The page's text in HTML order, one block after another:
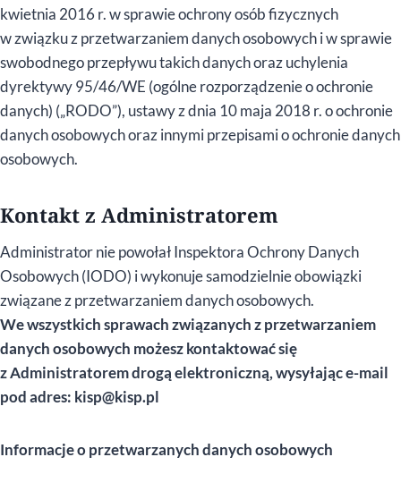
kwietnia 2016 r. w sprawie ochrony osób fizycznych
w związku z przetwarzaniem danych osobowych i w sprawie
swobodnego przepływu takich danych oraz uchylenia
dyrektywy 95/46/WE (ogólne rozporządzenie o ochronie
danych) („RODO”), ustawy z dnia 10 maja 2018 r. o ochronie
danych osobowych oraz innymi przepisami o ochronie danych
osobowych.
Kontakt z Administratorem
Administrator nie powołał Inspektora Ochrony Danych
Osobowych (IODO) i wykonuje samodzielnie obowiązki
związane z przetwarzaniem danych osobowych.
We wszystkich sprawach związanych z przetwarzaniem
danych osobowych możesz kontaktować się
z Administratorem drogą elektroniczną, wysyłając e-mail
pod adres: kisp@kisp.pl
Informacje o przetwarzanych danych osobowych